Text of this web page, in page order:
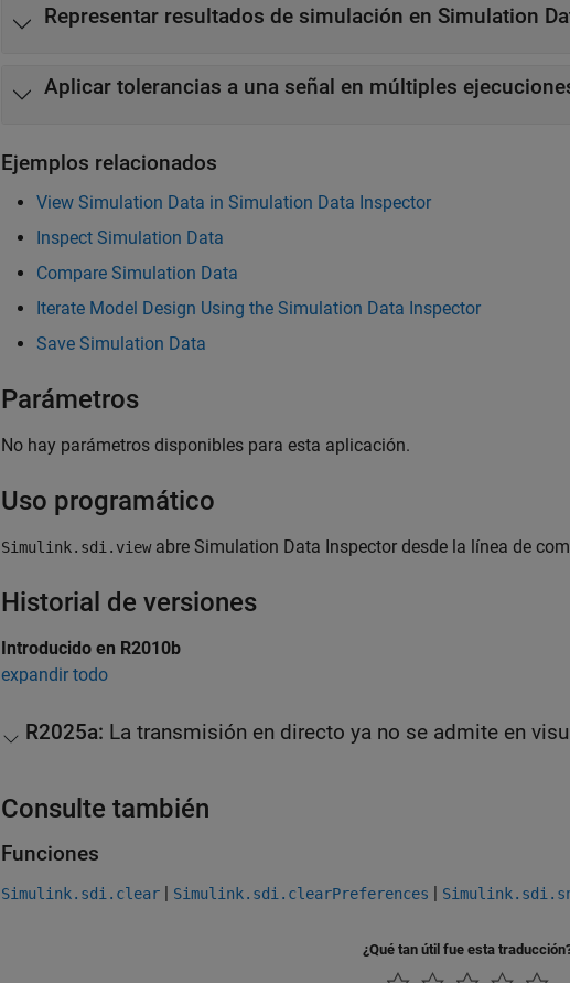
Representar resultados de simulación en Simulation
Aplicar tolerancias a una señal en múltiples
Ejemplos relacionados
View Simulation Data in Simulation Data Inspector
Inspect Simulation Data
Compare Simulation Data
Iterate Model Design Using the Simulation Data Inspector
Save Simulation Data
Parámetros
No hay parámetros disponibles para esta aplicación.
Uso programático
Simulink.sdi.viewabre Simulation Data Inspector desde la línea de
Historial de versiones
Introducido en R2010b
expandir todo
R2025a: La transmisión en directo ya no se admite en
Consulte también
Funciones
Simulink.sdi.clear | Simulink.sdi.clearPreferences |
¿Qué tan útil fue esta